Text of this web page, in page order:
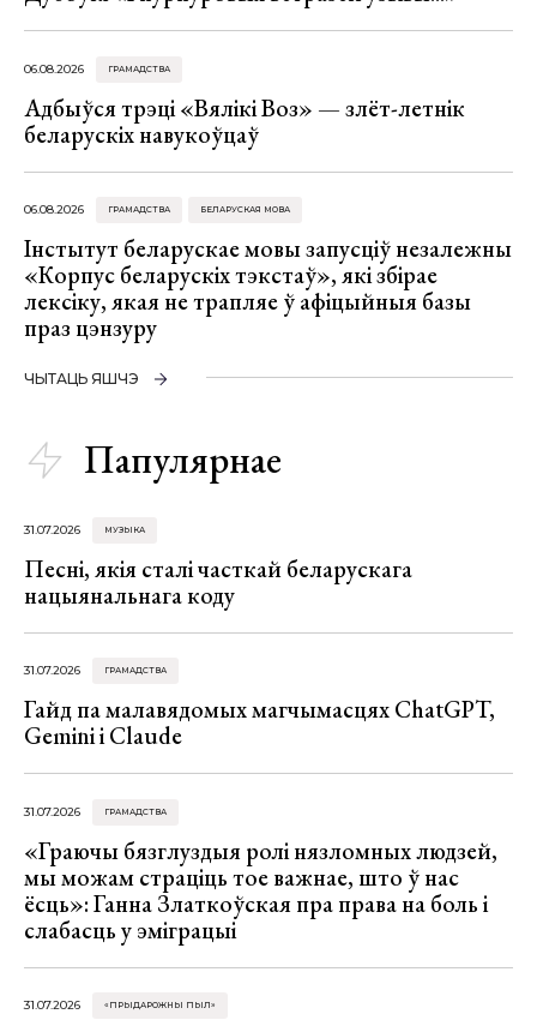
06.08.2026 ГРАМАДСТВА
Адбыўся трэці «Вялікі Воз» — злёт-летнік
беларускіх навукоўцаў
06.08.2026 ГРАМАДСТВА БЕЛАРУСКАЯ МОВА
Інстытут беларускае мовы запусціў незалежны
«Корпус беларускіх тэкстаў», які збірае
лексіку, якая не трапляе ў афіцыйныя базы
праз цэнзуру
ЧЫТАЦЬ ЯШЧЭ
Папулярнае
31.07.2026 МУЗЫКА
Песні, якія сталі часткай беларускага
нацыянальнага коду
31.07.2026 ГРАМАДСТВА
Гайд па малавядомых магчымасцях ChatGPT,
Gemini і Claude
31.07.2026 ГРАМАДСТВА
«Граючы бязглуздыя ролі нязломных людзей,
мы можам страціць тое важнае, што ў нас
ёсць»: Ганна Златкоўская пра права на боль і
слабасць у эміграцыі
31.07.2026 «ПРЫДАРОЖНЫ ПЫЛ»